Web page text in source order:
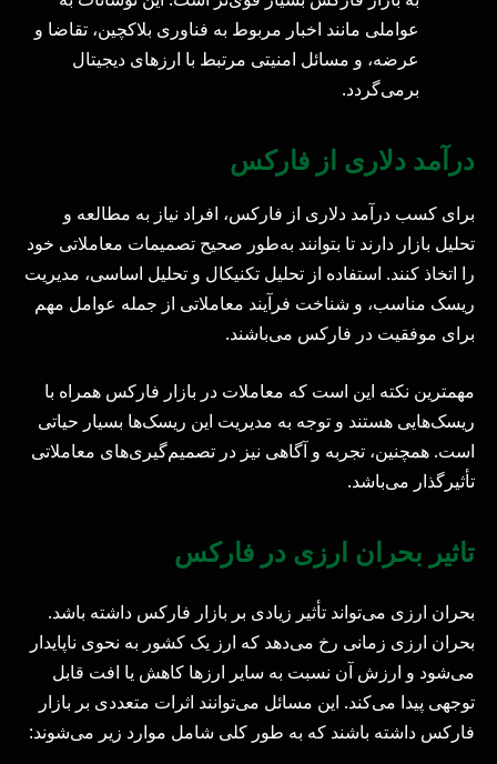
عواملی مانند اخبار مربوط به فناوری بلاکچین، تقاضا و
عرضه، و مسائل امنیتی مرتبط با ارزهای دیجیتال
برمی‌گردد.
درآمد دلاری از فارکس
برای کسب درآمد دلاری از فارکس، افراد نیاز به مطالعه و
تحلیل بازار دارند تا بتوانند به‌طور صحیح تصمیمات معاملاتی خود
را اتخاذ کنند. استفاده از تحلیل تکنیکال و تحلیل اساسی، مدیریت
ریسک مناسب، و شناخت فرآیند معاملاتی از جمله عوامل مهم
برای موفقیت در فارکس می‌باشند.
مهمترین نکته این است که معاملات در بازار فارکس همراه با
ریسک‌هایی هستند و توجه به مدیریت این ریسک‌ها بسیار حیاتی
است. همچنین، تجربه و آگاهی نیز در تصمیم‌گیری‌های معاملاتی
تأثیرگذار می‌باشد.
تاثیر بحران ارزی در فارکس
بحران ارزی می‌تواند تأثیر زیادی بر بازار فارکس داشته باشد.
بحران ارزی زمانی رخ می‌دهد که ارز یک کشور به نحوی ناپایدار
می‌شود و ارزش آن نسبت به سایر ارزها کاهش یا افت قابل
توجهی پیدا می‌کند. این مسائل می‌توانند اثرات متعددی بر بازار
فارکس داشته باشند که به طور کلی شامل موارد زیر می‌شوند: